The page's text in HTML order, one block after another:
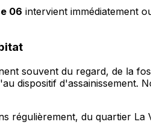
06 intervient immédiatement
souvent du regard, de la
dispositif d'assainissement.
régulièrement, du quartier La